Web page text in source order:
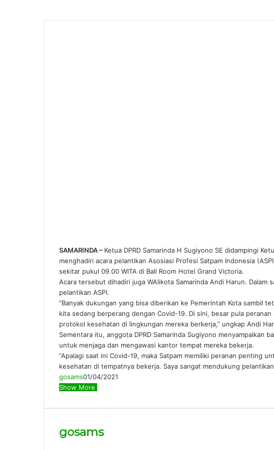
SAMARINDA – Ketua DPRD Samarinda H Sugiyono SE didampingi
menghadiri acara pelantikan Asosiasi Profesi Satpam Indonesia
sekitar pukul 09.00 WITA di Ball Room Hotel Grand Victoria.
Acara tersebut dihadiri juga WAlikota Samarinda Andi Harun. Dalam
pelantikan ASPI.
“Banyak dukungan yang bisa diberikan ke Pemerintah Kota sambil
kita sedang berperang dengan Covid-19. Di sini, besar pula
protokol kesehatan di lingkungan mereka berkerja,” ungkap Andi
Sementara itu, anggota DPRD Samarinda Sugiyono menyampaikan
untuk menjaga dan mengawasi kantor tempat mereka bekerja.
“Apalagi saat ini Covid-19, maka Satpam memiliki peranan penting
kesehatan di tempatnya bekerja. Saya sangat mendukung pelantikan
gosams01/04/2021
Show More
gosams